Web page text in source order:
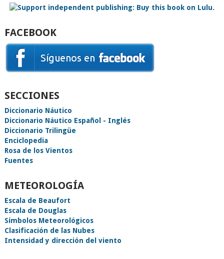
FACEBOOK
SECCIONES
Diccionario Náutico
Diccionario Náutico Español - Inglés
Diccionario Trilingüe
Enciclopedia
Rosa de los Vientos
Fuentes
METEOROLOGÍA
Escala de Beaufort
Escala de Douglas
Símbolos Meteorológicos
Clasificación de las Nubes
Intensidad y dirección del viento